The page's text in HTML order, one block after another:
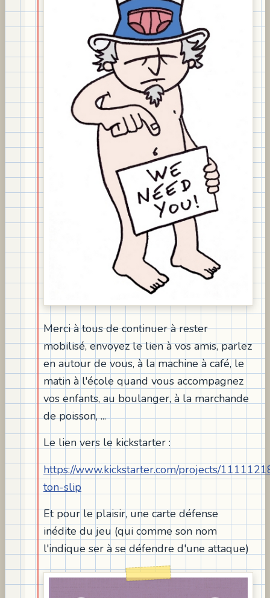
Merci à tous de continuer à rester
mobilisé, envoyez le lien à vos amis, parlez
en autour de vous, à la machine à café, le
matin à l'école quand vous accompagnez
vos enfants, au boulanger, à la marchande
de poisson, ...
Le lien vers le kickstarter :
https://www.kickstarter.com/projects/
ton-slip
Et pour le plaisir, une carte défense
inédite du jeu (qui comme son nom
l'indique ser à se défendre d'une attaque)